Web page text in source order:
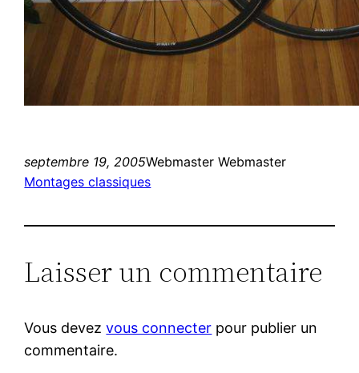
septembre 19, 2005Webmaster Webmaster
Montages classiques
Laisser un commentaire
Vous devezvous connecter pour publier un
commentaire.